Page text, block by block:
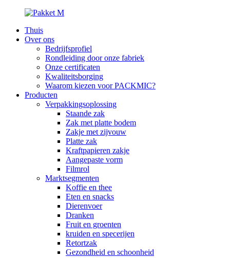
Thuis
Over ons
Bedrijfsprofiel
Rondleiding door onze fabriek
Onze certificaten
Kwaliteitsborging
Waarom kiezen voor PACKMIC?
Producten
Verpakkingsoplossing
Staande zak
Zak met platte bodem
Zakje met zijvouw
Platte zak
Kraftpapieren zakje
Aangepaste vorm
Filmrol
Marktsegmenten
Koffie en thee
Eten en snacks
Dierenvoer
Dranken
Fruit en groenten
kruiden en specerijen
Retortzak
Gezondheid en schoonheid